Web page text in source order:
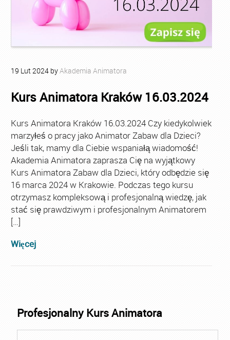
19 Lut2024 byAkademia Animatora
Kurs Animatora Kraków 16.03.2024
Kurs Animatora Kraków 16.03.2024 Czy kiedykolwiek
marzyłeś o pracy jako Animator Zabaw dla Dzieci?
Jeśli tak, mamy dla Ciebie wspaniałą wiadomość!
Akademia Animatora zaprasza Cię na wyjątkowy
Kurs Animatora Zabaw dla Dzieci, który odbędzie się
16 marca 2024 w Krakowie. Podczas tego kursu
otrzymasz kompleksową i profesjonalną wiedzę, jak
stać się prawdziwym i profesjonalnym Animatorem
[…]
Więcej
Profesjonalny Kurs Animatora